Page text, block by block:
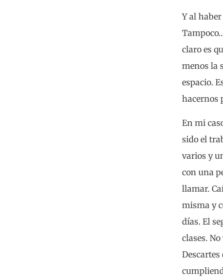
Y al
claro es
menos la
espacio.
hacernos
En mi
sido el
varios y
con una
llamar.
misma y
días. El
clases.
Descartes